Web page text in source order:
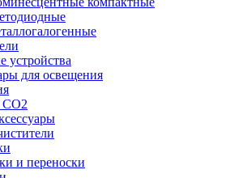
устройства
для освещения
CO2
и переноски